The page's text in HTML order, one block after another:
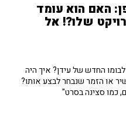
האם הוא עומד
שלו?! אל
החדש של עידן? איך היה
או הזמר שנבחר לבצע אותו?
כמו סצינה בסרט"